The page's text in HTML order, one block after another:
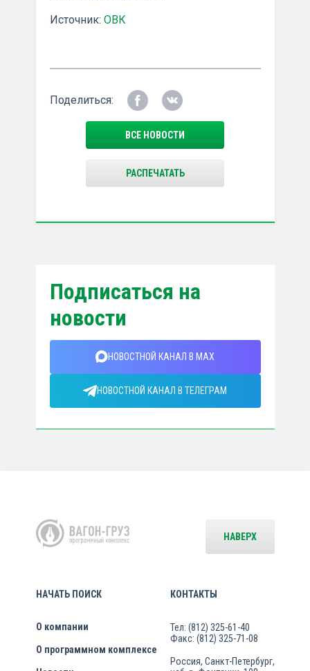
Источник: ОВК
Поделиться:
ВСЕ НОВОСТИ
РАСПЕЧАТАТЬ
Подписаться на
новости
НОВОСТНОЙ КАНАЛ В MAX
НОВОСТНОЙ КАНАЛ В ТЕЛЕГРАМ
НАЧАТЬ ПОИСК
О компании
О программном комплексе
КОНТАКТЫ
Тел: (812) 325-61-40
Факс: (812) 325-71-08
Россия, Санкт-Петербург,
НАВЕРХ